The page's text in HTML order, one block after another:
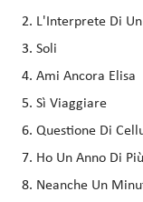
L'Interprete Di
Soli
Ami Ancora Elisa
Sì Viaggiare
Questione Di
Ho Un Anno Di Più
Neanche Un